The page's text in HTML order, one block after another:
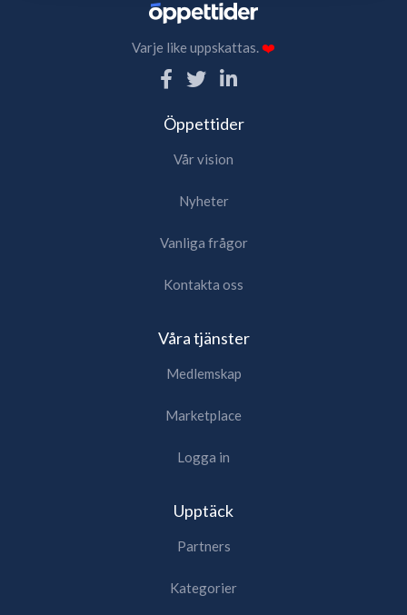
Varje like uppskattas.❤️
Öppettider
Vår vision
Nyheter
Vanliga frågor
Kontakta oss
Våra tjänster
Medlemskap
Marketplace
Logga in
Upptäck
Partners
Kategorier